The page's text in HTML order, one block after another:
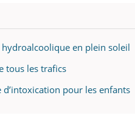
en plein soleil
tous les trafics
pour les enfants